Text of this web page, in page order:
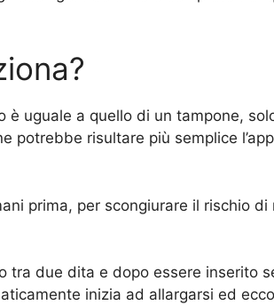
è uguale a quello di un tampone,
potrebbe risultare più semplice
prima, per scongiurare il rischio
tra due dita e dopo essere inserito
inizia ad allargarsi ed